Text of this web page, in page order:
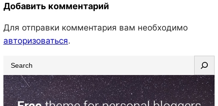
Добавить комментарий
Для отправки комментария вам необходимо
авторизоваться.
e
a
r